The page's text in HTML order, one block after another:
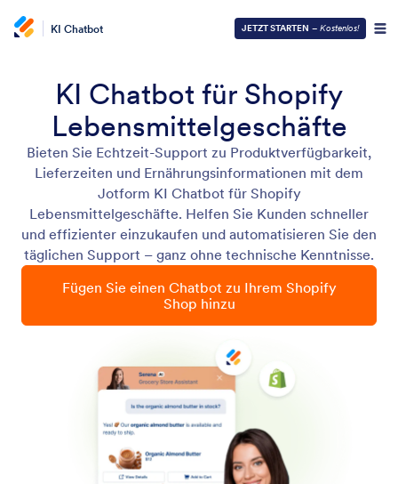
KI Chatbot JETZT STARTEN – Kostenlos!
KI Chatbot für Shopify
Lebensmittelgeschäfte
Bieten Sie Echtzeit-Support zu Produktverfügbarkeit,
Lieferzeiten und Ernährungsinformationen mit dem
Jotform KI Chatbot für Shopify
Lebensmittelgeschäfte. Helfen Sie Kunden schneller
und effizienter einzukaufen und automatisieren Sie den
täglichen Support – ganz ohne technische Kenntnisse.
Fügen Sie einen Chatbot zu Ihrem Shopify
Shop hinzu